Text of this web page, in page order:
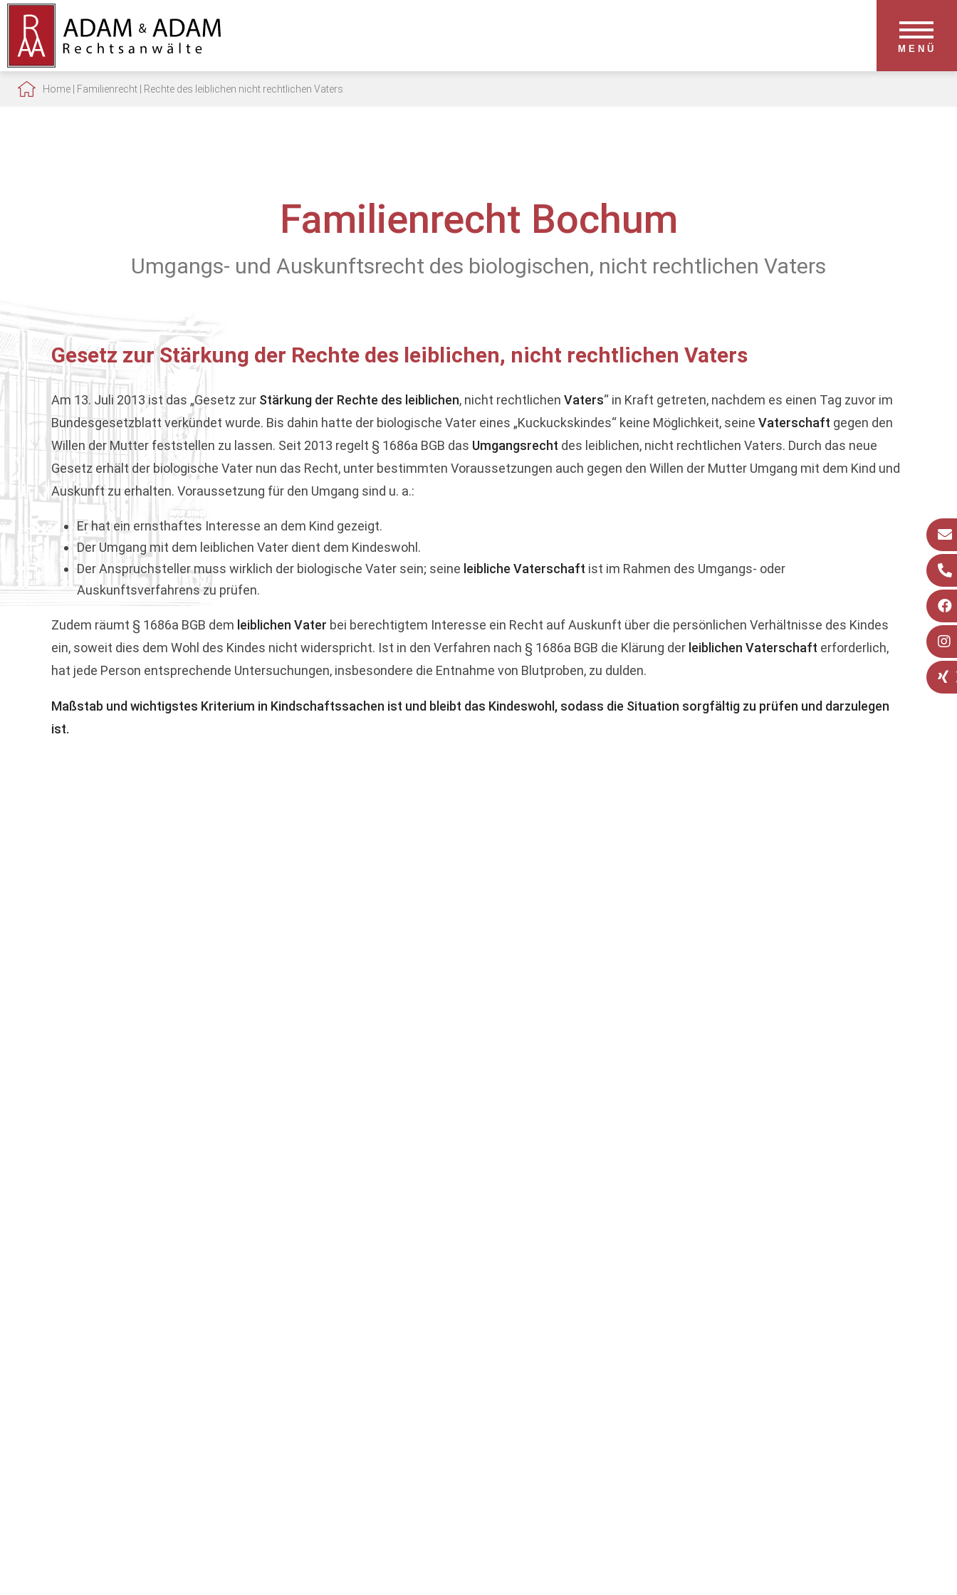
MENÜ
Home Familienrecht Rechte des leiblichen nicht rechtlichen Vaters
Familienrecht Bochum
Umgangs- und Auskunftsrecht des biologischen, nicht rechtlichen Vaters
Gesetz zur Stärkung der Rechte des leiblichen, nicht rechtlichen Vaters
Am 13. Juli 2013 ist das „Gesetz zur Stärkung der Rechte des leiblichen, nicht rechtlichen Vaters“ in Kraft getreten, nachdem es einen Tag zuvor im
Bundesgesetzblatt verkündet wurde. Bis dahin hatte der biologische Vater eines „Kuckuckskindes“ keine Möglichkeit, seine Vaterschaft gegen den
Willen der Mutter feststellen zu lassen. Seit 2013 regelt § 1686a BGB das Umgangsrecht des leiblichen, nicht rechtlichen Vaters. Durch das neue
Gesetz erhält der biologische Vater nun das Recht, unter bestimmten Voraussetzungen auch gegen den Willen der Mutter Umgang mit dem Kind und
Auskunft zu erhalten. Voraussetzung für den Umgang sind u. a.:
Er hat ein ernsthaftes Interesse an dem Kind gezeigt.
Der Umgang mit dem leiblichen Vater dient dem Kindeswohl.
Der Anspruchsteller muss wirklich der biologische Vater sein; seine leibliche Vaterschaft ist im Rahmen des Umgangs- oder
Auskunftsverfahrens zu prüfen.
Zudem räumt § 1686a BGB dem leiblichen Vater bei berechtigtem Interesse ein Recht auf Auskunft über die persönlichen Verhältnisse des Kindes
ein, soweit dies dem Wohl des Kindes nicht widerspricht. Ist in den Verfahren nach § 1686a BGB die Klärung der leiblichen Vaterschaft erforderlich,
hat jede Person entsprechende Untersuchungen, insbesondere die Entnahme von Blutproben, zu dulden.
Maßstab und wichtigstes Kriterium in Kindschaftssachen ist und bleibt das Kindeswohl, sodass die Situation sorgfältig zu prüfen und darzulegen
ist.